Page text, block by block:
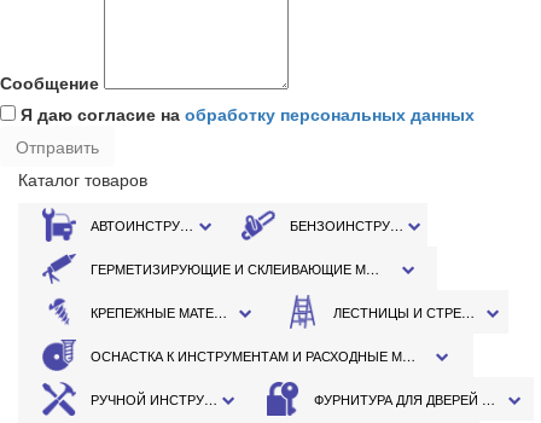
Сообщение
Я даю согласие на обработку персональных данных
Каталог товаров
АВТОИНСТРУМЕНТ БЕНЗОИНСТРУМЕНТ
ГЕРМЕТИЗИРУЮЩИЕ И СКЛЕИВАЮЩИЕ МАТЕРИАЛЫ
КРЕПЕЖНЫЕ МАТЕРИАЛЫ ЛЕСТНИЦЫ И СТРЕМЯНКИ
ОСНАСТКА К ИНСТРУМЕНТАМ И РАСХОДНЫЕ МАТЕРИАЛЫ
РУЧНОЙ ИНСТРУМЕНТ ФУРНИТУРА ДЛЯ ДВЕРЕЙ И ОКОН